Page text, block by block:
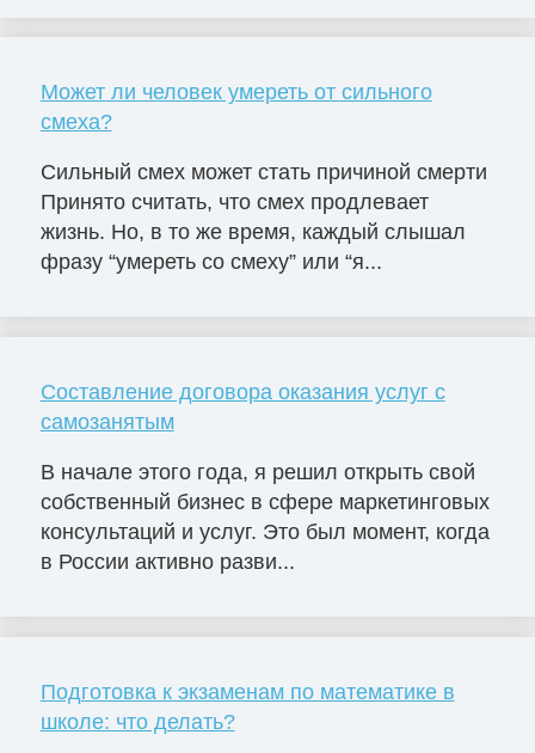
Может ли человек умереть от сильного
смеха?
Сильный смех может стать причиной смерти
Принято считать, что смех продлевает
жизнь. Но, в то же время, каждый слышал
фразу “умереть со смеху” или “я...
Составление договора оказания услуг с
самозанятым
В начале этого года, я решил открыть свой
собственный бизнес в сфере маркетинговых
консультаций и услуг. Это был момент, когда
в России активно разви...
Подготовка к экзаменам по математике в
школе: что делать?